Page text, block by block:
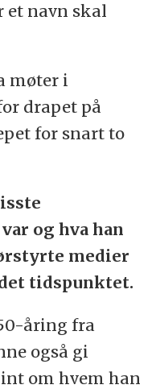
et navn skal
møter i
drapet på
for snart to
og hva han
medier
tidspunktet.
åring fra
også gi
om hvem han